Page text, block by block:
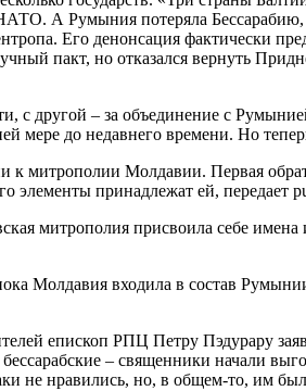
А Румыния потеряла Бессарабию,
Его денонсация фактически
пакт, но отказался вернуть
с другой – за объединение с
мере до недавнего времени. Но
к митрополии Молдавии. Первая
элементы принадлежат ей, передает
митрополия присвоила себе имена
Молдавия входила в состав
епископ РПЦ Петру Пэдурару
– священники начали
не нравились, но, в общем-то, им